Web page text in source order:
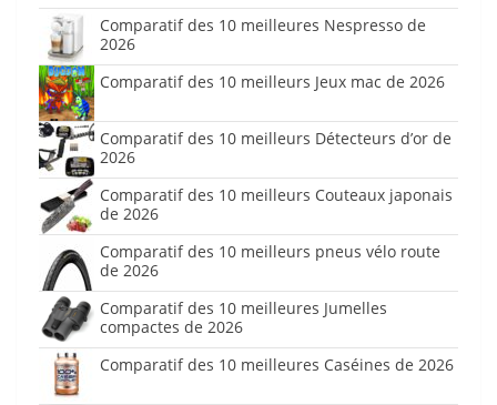
Comparatif des 10 meilleures Nespresso de
2026
Comparatif des 10 meilleurs Jeux mac de 2026
Comparatif des 10 meilleurs Détecteurs d’or de
2026
Comparatif des 10 meilleurs Couteaux japonais
de 2026
Comparatif des 10 meilleurs pneus vélo route
de 2026
Comparatif des 10 meilleures Jumelles
compactes de 2026
Comparatif des 10 meilleures Caséines de 2026